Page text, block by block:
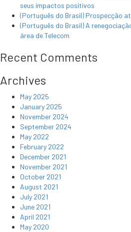
seus impactos positivos
(Português do Brasil) Prospecção
(Português do Brasil) A
área de Telecom
Recent Comments
Archives
May 2025
January 2025
November 2024
September 2024
May 2022
February 2022
December 2021
November 2021
October 2021
August 2021
July 2021
June 2021
April 2021
May 2020